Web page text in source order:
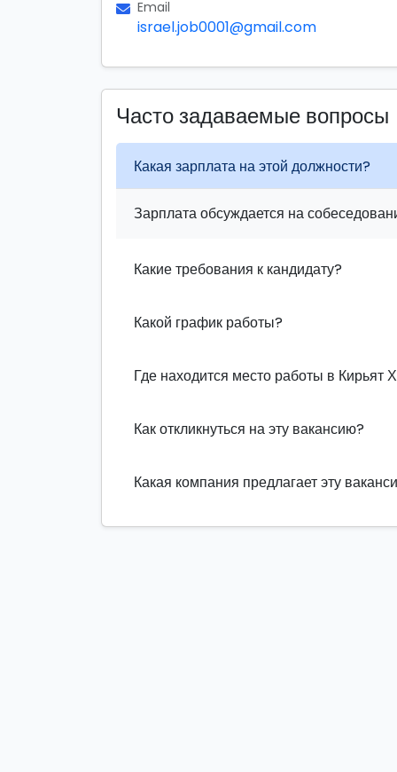
Email
israel.job0001@gmail.com
Часто задаваемые вопросы
Какая зарплата на этой должности?
Зарплата обсуждается на
Какие требования к кандидату?
Какой график работы?
Где находится место работы в Кирьят
Как откликнуться на эту вакансию?
Какая компания предлагает эту